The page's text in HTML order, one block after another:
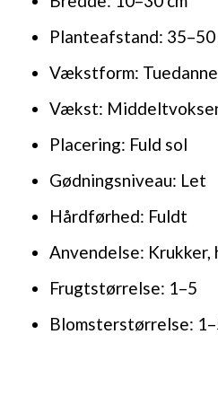
Planteafstand: 35–50
Vækstform:
Vækst:
Placering: Fuld sol
Gødningsniveau: Let
Hårdførhed: Fuldt
Anvendelse: Krukker,
Frugtstørrelse: 1–5
Blomsterstørrelse: